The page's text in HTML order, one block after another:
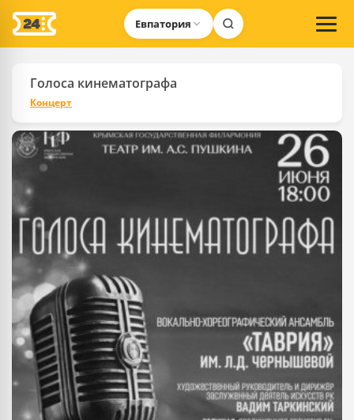
Евпатория
Голоса кинематографа
Концерт